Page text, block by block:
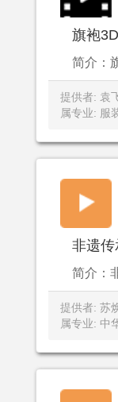
旗袍
简介：
提供者: 袁
属专业: 服
非遗
简介：
提供者: 苏
属专业: 中